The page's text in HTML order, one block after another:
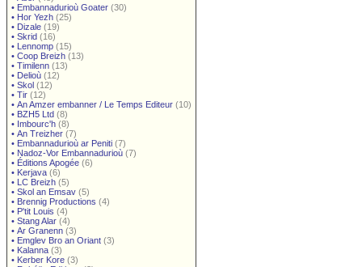
• Embannadurioù Goater (30)
• Hor Yezh (25)
• Dizale (19)
• Skrid (16)
• Lennomp (15)
• Coop Breizh (13)
• Timilenn (13)
• Delioù (12)
• Skol (12)
• Tir (12)
• An Amzer embanner / Le Temps Editeur (10)
• BZH5 Ltd (8)
• Imbourc'h (8)
• An Treizher (7)
• Embannadurioù ar Peniti (7)
• Nadoz-Vor Embannadurioù (7)
• Éditions Apogée (6)
• Kerjava (6)
• LC Breizh (5)
• Skol an Emsav (5)
• Brennig Productions (4)
• P'tit Louis (4)
• Stang Alar (4)
• Ar Granenn (3)
• Emglev Bro an Oriant (3)
• Kalanna (3)
• Kerber Kore (3)